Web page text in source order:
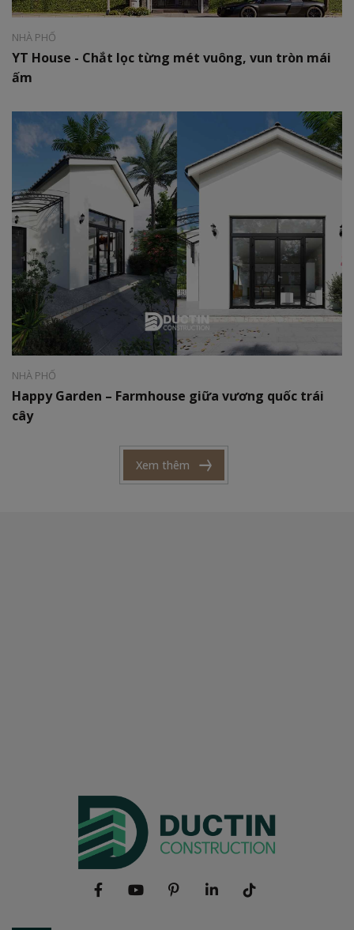
NHÀ PHỐ
YT House - Chắt lọc từng mét vuông, vun tròn mái
ấm
Phong cách:Hiện đại
Diện tích:
NHÀ PHỐ
Happy Garden – Farmhouse giữa vương quốc trái
cây
Xem thêm